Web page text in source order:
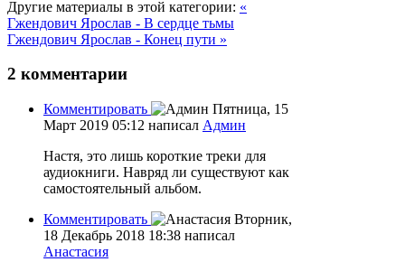
Другие материалы в этой категории: «
Гжендович Ярослав - В сердце тьмы
Гжендович Ярослав - Конец пути »
2 комментарии
Комментировать
Пятница, 15
Март 2019 05:12 написал Админ
Настя, это лишь короткие треки для
аудиокниги. Навряд ли существуют как
самостоятельный альбом.
Комментировать
Вторник,
18 Декабрь 2018 18:38 написал
Анастасия